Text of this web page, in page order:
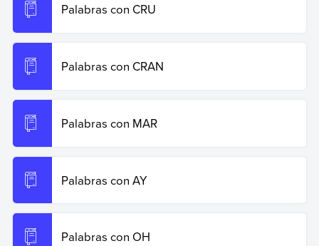
Palabras con CRU
Palabras con CRAN
Palabras con MAR
Palabras con AY
Palabras con OH